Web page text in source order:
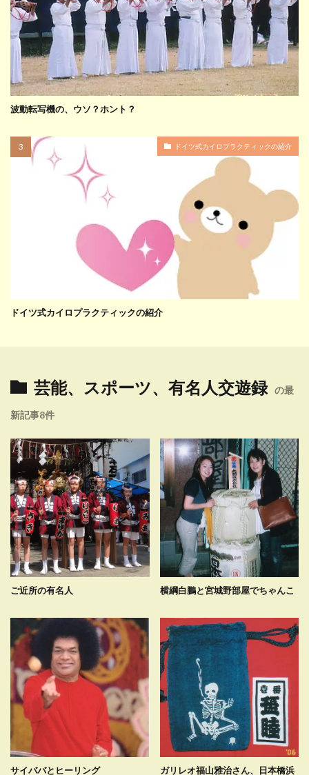
波動転写機の、ウソ？ホント？
ドイツ式カイロプラクティックの紹介
ドイツ式カイロプラクティックの紹介
芸能、スポーツ、有名人交遊録 の最
新記事8件
ご近所の有名人 横綱白鵬と宮城野部屋でちゃんこ
サイババとヒーリング ガリレオ福山雅治さん、日本橋浜